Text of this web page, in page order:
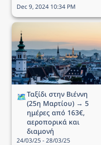
Dec 9, 2024 10:34 PM
Ταξίδι στην Βιέννη (25η
Μαρτίου) → 5 ημέρες
από 163€, αεροπορικά
και διαμονή
🗺️Ταξίδι στην Βιέννη
(25η Μαρτίου) → 5
ημέρες από 163€,
αεροπορικά και
διαμονή
24/03/25 - 28/03/25